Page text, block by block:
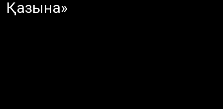
Қазына»